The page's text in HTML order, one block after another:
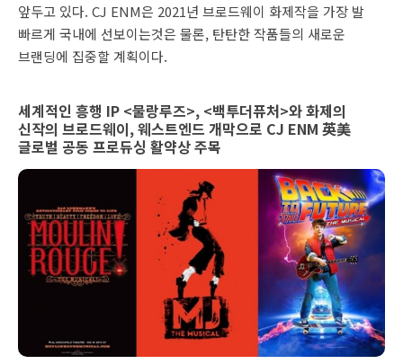
앞두고 있다. CJ ENM은 2021년 브로드웨이 화제작을 가장 발
빠르게 국내에 선보이는것은 물론, 탄탄한 작품들의 새로운
브랜딩에 집중할 계획이다.
세계적인 흥행 IP <물랑루즈>, <백투더퓨처>와 화제의
신작의 브로드웨이, 웨스트엔드 개막으로 CJ ENM 英美
글로벌 공동 프로듀싱 활약상 주목